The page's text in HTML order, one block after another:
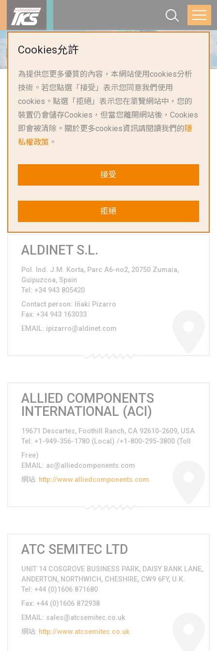
首頁 聯絡我們
搜尋結果: 經銷商
點擊此處聯絡我們
ALDINET S.L.
Pol. Ind. J.M. Korta, Parc A6-no2, 20750 Zumaia,
Guipuzcoa, Spain
Tel : +34 943 805420
Contact person: Iñaki Pizarro
Fax: +34 943 163033
EMAIL: ipizarro@aldinet.com
ALLIED COMPONENTS
INTERNATIONAL (ACI)
19671 Descartes, Foothill Ranch, CA 92610-2609, USA
Tel : +1-949-356-1780 (Local) /+1-800-295-3800 (Toll
Free)
EMAIL: ac@alliedcomponents.com
網站: http://www.alliedcomponents.com
ATC SEMITEC LTD
UNIT 14 COSGROVE BUSINESS PARK, DAISY BANK LANE,
ANDERTON, NORTHWICH, CHESHIRE, CW9 6FY, U.K.
Tel : +44 (0)1606 871680
Fax: +44 (0)1606 872938
EMAIL: sales@atcsemitec.co.uk
網站: http://www.atcsemitec.co.uk
Cookies允許
為提供您更多優質的內容，本網站使用cookies分析
技術。若您點選「接受」表示您同意我們使用
cookies。點選「拒絕」表示您在瀏覽網站中，您的
裝置仍會儲存Cookies，但當您離開網站後，Cookies
即會被清除。關於更多cookies資訊請閱讀我們的隱
私權政策 。
接受
拒絕